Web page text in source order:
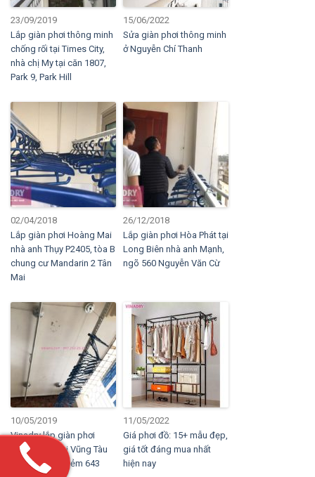
23/09/2019
Lắp giàn phơi thông minh
chống rối tại Times City,
nhà chị My tại căn 1807,
Park 9, Park Hill
15/06/2022
Sửa giàn phơi thông minh
ở Nguyễn Chí Thanh
02/04/2018
Lắp giàn phơi Hoàng Mai
nhà anh Thụy P2405, tòa B
chung cư Mandarin 2 Tân
Mai
26/12/2018
Lắp giàn phơi Hòa Phát tại
Long Biên nhà anh Mạnh,
ngõ 560 Nguyễn Văn Cừ
10/05/2019
Vinadry lắp giàn phơi
thông minh tại Vũng Tàu
nhà anh Tâm, hẻm 643
11/05/2022
Giá phơi đồ: 15+ mẫu đẹp,
giá tốt đáng mua nhất
hiện nay